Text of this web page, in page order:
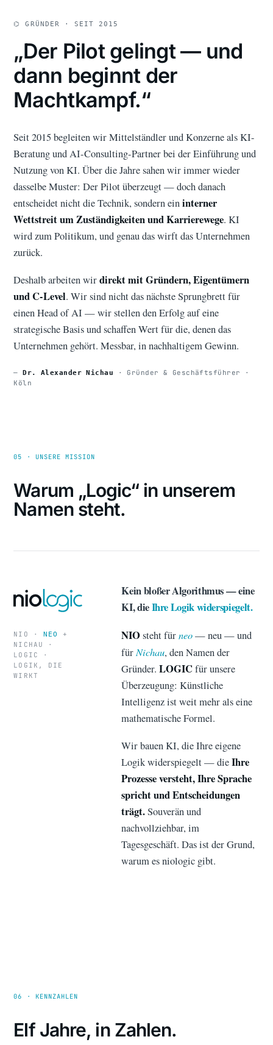
⌬ GRÜNDER · SEIT 2015
„Der Pilot gelingt — und
dann beginnt der
Machtkampf.“
Seit 2015 begleiten wir Mittelständler und Konzerne als KI-
Beratung und AI-Consulting-Partner bei der Einführung und
Nutzung von KI. Über die Jahre sahen wir immer wieder
dasselbe Muster: Der Pilot überzeugt — doch danach
entscheidet nicht die Technik, sondern eininterner
Wettstreit um Zuständigkeiten und Karrierewege. KI
wird zum Politikum, und genau das wirft das Unternehmen
zurück.
Deshalb arbeiten wirdirekt mit Gründern, Eigentümern
und C-Level. Wir sind nicht das nächste Sprungbrett für
einen Head of AI — wir stellen den Erfolg auf eine
strategische Basis und schaffen Wert für die, denen das
Unternehmen gehört. Messbar, in nachhaltigem Gewinn.
—Dr. Alexander Nichau
· Gründer & Geschäftsführer ·
Köln
05 · UNSERE MISSION
Warum „Logic“ in unserem
Namen steht.
NIO · NEO
+
NICHAU ·
LOGIC ·
LOGIK, DIE
WIRKT
Kein bloßer Algorithmus — eine
KI, dieIhre Logik widerspiegelt.
NIOsteht fürneo— neu — und
fürNichau, den Namen der
Gründer.LOGICfür unsere
Überzeugung: Künstliche
Intelligenz ist weit mehr als eine
mathematische Formel.
Wir bauen KI, die Ihre eigene
Logik widerspiegelt — dieIhre
Prozesse versteht, Ihre Sprache
spricht und Entscheidungen
trägt.Souverän und
nachvollziehbar, im
Tagesgeschäft. Das ist der Grund,
warum es niologic gibt.
06 · KENNZAHLEN
Elf Jahre, in Zahlen.